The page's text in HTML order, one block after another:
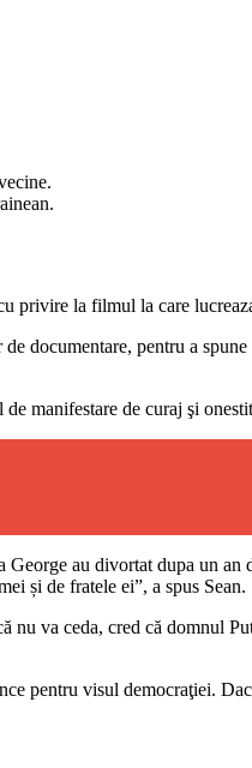
privire la filmul la care
documentare, pentru a
manifestare de curaj şi
au divortat dupa un
și de fratele ei”, a spus Sean.
va ceda, cred că domnul
pentru visul democraţiei.